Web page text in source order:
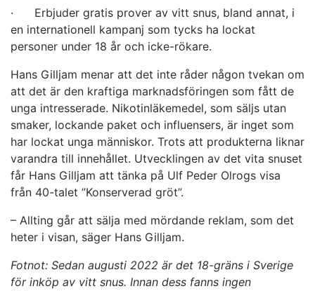
· Erbjuder gratis prover av vitt snus, bland annat, i
en internationell kampanj som tycks ha lockat
personer under 18 år och icke-rökare.
Hans Gilljam menar att det inte råder någon tvekan om
att det är den kraftiga marknadsföringen som fått de
unga intresserade. Nikotinläkemedel, som säljs utan
smaker, lockande paket och influensers, är inget som
har lockat unga människor. Trots att produkterna liknar
varandra till innehållet. Utvecklingen av det vita snuset
får Hans Gilljam att tänka på Ulf Peder Olrogs visa
från 40-talet ”Konserverad gröt”.
– Allting går att sälja med mördande reklam, som det
heter i visan, säger Hans Gilljam.
Fotnot: Sedan augusti 2022 är det 18-gräns i Sverige
för inköp av vitt snus. Innan dess fanns ingen